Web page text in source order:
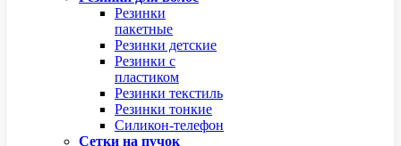
Резинки
пакетные
Резинки детские
Резинки с
пластиком
Резинки текстиль
Резинки тонкие
Силикон-телефон
Сетки на пучок